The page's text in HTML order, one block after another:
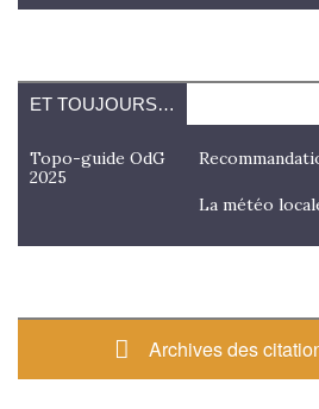
ET TOUJOURS…
Topo-guide OdG
2025
La météo
Archives des